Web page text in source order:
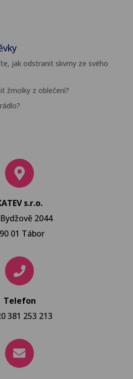
jak odstranit skvrny ze svého
žmolky z oblečení?
s.r.o.
2044
01 Tábor
Telefon
381 253 213